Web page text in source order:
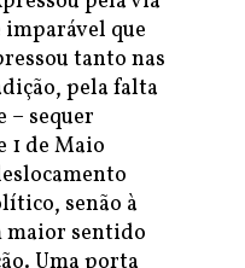
que
tanto nas
pela falta
– sequer
1 de Maio
senão à
maior sentido